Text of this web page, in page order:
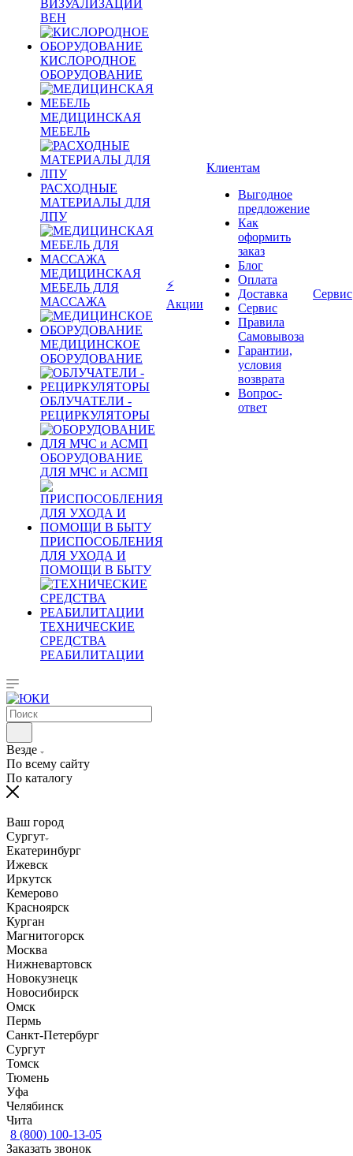
ВИЗУАЛИЗАЦИИ
ВЕН
КИСЛОРОДНОЕ
ОБОРУДОВАНИЕ
МЕДИЦИНСКАЯ
МЕБЕЛЬ
РАСХОДНЫЕ
МАТЕРИАЛЫ ДЛЯ
ЛПУ
МЕДИЦИНСКАЯ
МЕБЕЛЬ ДЛЯ
МАССАЖА
МЕДИЦИНСКОЕ
ОБОРУДОВАНИЕ
ОБЛУЧАТЕЛИ -
РЕЦИРКУЛЯТОРЫ
ОБОРУДОВАНИЕ
ДЛЯ МЧС и АСМП
ПРИСПОСОБЛЕНИЯ
ДЛЯ УХОДА И
ПОМОЩИ В БЫТУ
ТЕХНИЧЕСКИЕ
СРЕДСТВА
РЕАБИЛИТАЦИИ
⚡
Акции
Клиентам
Выгодное
предложение
Как
оформить
заказ
Блог
Оплата
Доставка
Сервис
Правила
Самовывоза
Гарантии,
условия
возврата
Вопрос-
ответ
Сервис
Везде
По всему сайту
По каталогу
Ваш город
Сургут
Екатеринбург
Ижевск
Иркутск
Кемерово
Красноярск
Курган
Магнитогорск
Москва
Нижневартовск
Новокузнецк
Новосибирск
Омск
Пермь
Санкт-Петербург
Сургут
Томск
Тюмень
Уфа
Челябинск
Чита
8 (800) 100-13-05
Заказать звонок